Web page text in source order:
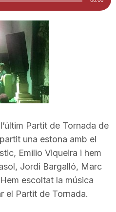
Partit de Tornada de
una estona amb el
Emilio Viqueira i hem
Jordi Bargalló, Marc
escoltat la música
el Partit de Tornada.